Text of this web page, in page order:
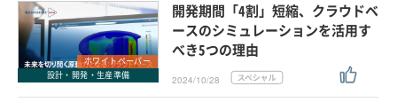
ホワイトペーパー
設計・開発・生産準備
開発期間「4割」短縮、クラウドベ
ースのシミュレーションを活用す
べき5つの理由
2024/10/28